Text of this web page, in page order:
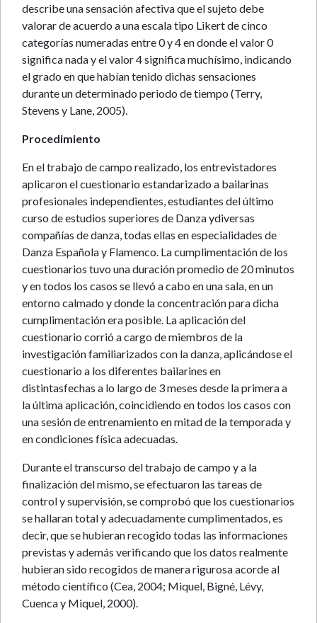
describe una sensación afectiva que el sujeto debe
valorar de acuerdo a una escala tipo Likert de cinco
categorías numeradas entre 0 y 4 en donde el valor 0
significa nada y el valor 4 significa muchísimo, indicando
el grado en que habían tenido dichas sensaciones
durante un determinado periodo de tiempo (Terry,
Stevens y Lane, 2005).
Procedimiento
En el trabajo de campo realizado, los entrevistadores
aplicaron el cuestionario estandarizado a bailarinas
profesionales independientes, estudiantes del último
curso de estudios superiores de Danza ydiversas
compañías de danza, todas ellas en especialidades de
Danza Española y Flamenco. La cumplimentación de los
cuestionarios tuvo una duración promedio de 20 minutos
y en todos los casos se llevó a cabo en una sala, en un
entorno calmado y donde la concentración para dicha
cumplimentación era posible. La aplicación del
cuestionario corrió a cargo de miembros de la
investigación familiarizados con la danza, aplicándose el
cuestionario a los diferentes bailarines en
distintasfechas a lo largo de 3 meses desde la primera a
la última aplicación, coincidiendo en todos los casos con
una sesión de entrenamiento en mitad de la temporada y
en condiciones física adecuadas.
Durante el transcurso del trabajo de campo y a la
finalización del mismo, se efectuaron las tareas de
control y supervisión, se comprobó que los cuestionarios
se hallaran total y adecuadamente cumplimentados, es
decir, que se hubieran recogido todas las informaciones
previstas y además verificando que los datos realmente
hubieran sido recogidos de manera rigurosa acorde al
método científico (Cea, 2004; Miquel, Bigné, Lévy,
Cuenca y Miquel, 2000).